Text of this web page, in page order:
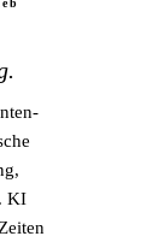
KI